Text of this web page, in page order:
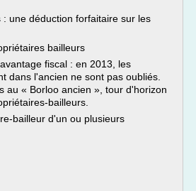
: une déduction forfaitaire sur les
bailleurs
fiscal : en 2013, les
dans l'ancien ne sont pas oubliés.
au « Borloo ancien », tour d'horizon
bailleurs.
bailleur d'un ou plusieurs